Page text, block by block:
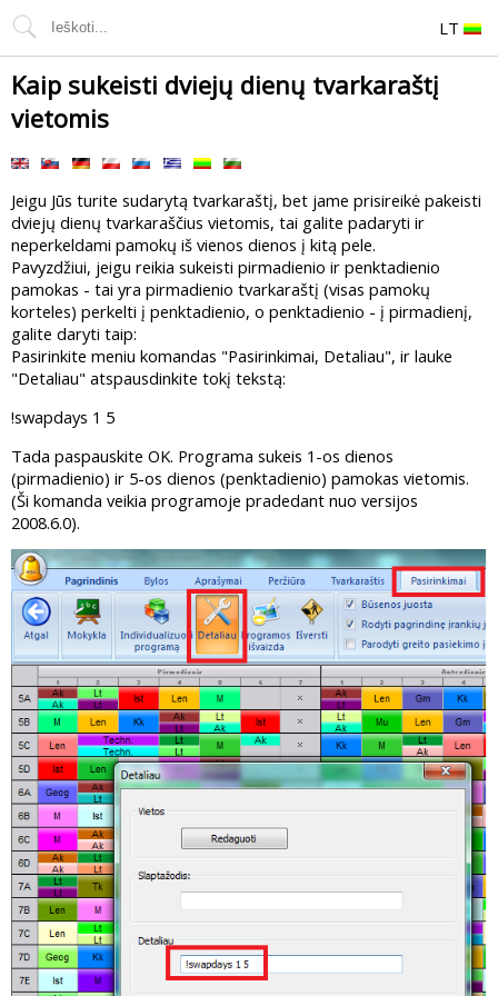
LT
Kaip sukeisti dviejų dienų tvarkaraštį
vietomis
Jeigu Jūs turite sudarytą tvarkaraštį, bet jame prisireikė pakeisti
dviejų dienų tvarkaraščius vietomis, tai galite padaryti ir
neperkeldami pamokų iš vienos dienos į kitą pele.
Pavyzdžiui, jeigu reikia sukeisti pirmadienio ir penktadienio
pamokas - tai yra pirmadienio tvarkaraštį (visas pamokų
korteles) perkelti į penktadienio, o penktadienio - į pirmadienį,
galite daryti taip:
Pasirinkite meniu komandas "Pasirinkimai, Detaliau", ir lauke
"Detaliau" atspausdinkite tokį tekstą:
!swapdays 1 5
Tada paspauskite OK. Programa sukeis 1-os dienos
(pirmadienio) ir 5-os dienos (penktadienio) pamokas vietomis.
(Ši komanda veikia programoje pradedant nuo versijos
2008.6.0).